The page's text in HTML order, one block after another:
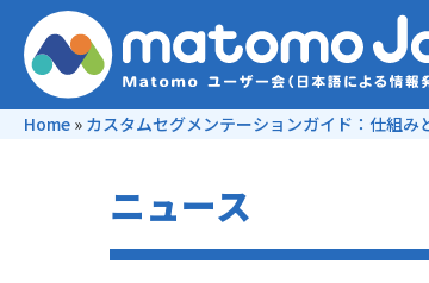
Home » カスタムセグメンテーションガイド：仕組み
ニュース